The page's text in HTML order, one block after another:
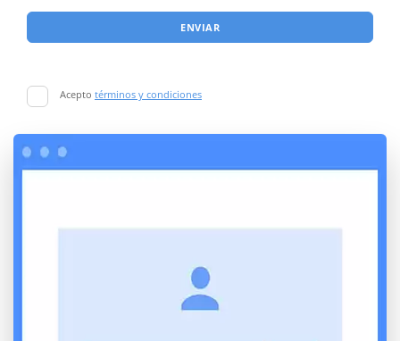
ENVIAR
Acepto términos y condiciones